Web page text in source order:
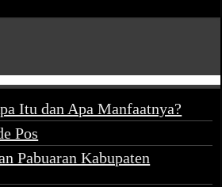
Itu dan Apa Manfaatnya?
Pos
Pabuaran Kabupaten